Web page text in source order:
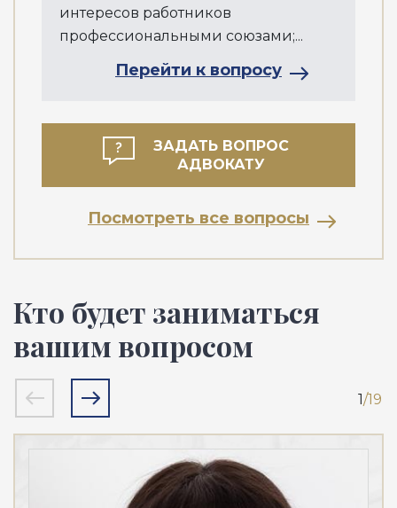
интересов работников
профессиональными союзами;...
Перейти к вопросу
ЗАДАТЬ ВОПРОС
АДВОКАТУ
Посмотреть все вопросы
Кто будет заниматься
вашим вопросом
1/19